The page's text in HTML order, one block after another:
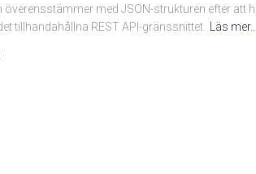
med JSON-strukturen efter att
tillhandahållna REST API-gränssnittet.
Läs mer…